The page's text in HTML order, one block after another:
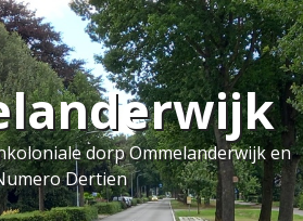
dorp Ommelanderwijk en
Dertien